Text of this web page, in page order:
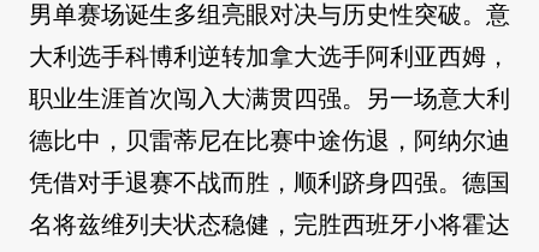
男单赛场诞生多组亮眼对决与历史性突破。意
大利选手科博利逆转加拿大选手阿利亚西姆，
职业生涯首次闯入大满贯四强。另一场意大利
德比中，贝雷蒂尼在比赛中途伤退，阿纳尔迪
凭借对手退赛不战而胜，顺利跻身四强。德国
名将兹维列夫状态稳健，完胜西班牙小将霍达